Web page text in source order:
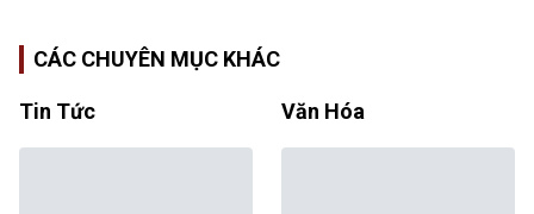
CÁC CHUYÊN MỤC KHÁC
Tin Tức Văn Hóa